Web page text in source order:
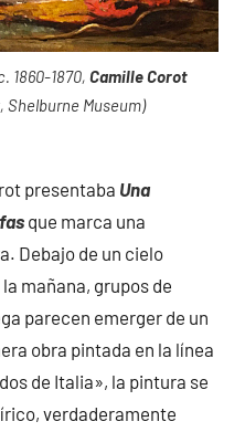
1860-1870, Camille Corot
Shelburne Museum)
presentaba Una
que marca una
Debajo de un cielo
mañana, grupos de
parecen emerger de un
obra pintada en la línea
de Italia», la pintura se
verdaderamente